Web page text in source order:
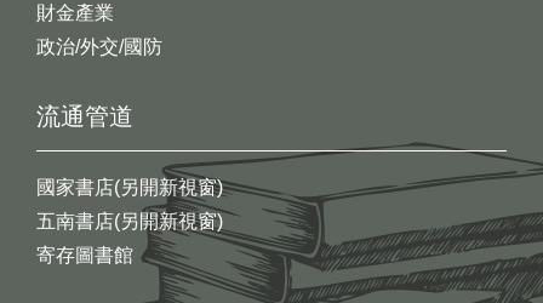
財金產業
政治/外交/國防
流通管道
國家書店(另開新視窗)
五南書店(另開新視窗)
寄存圖書館